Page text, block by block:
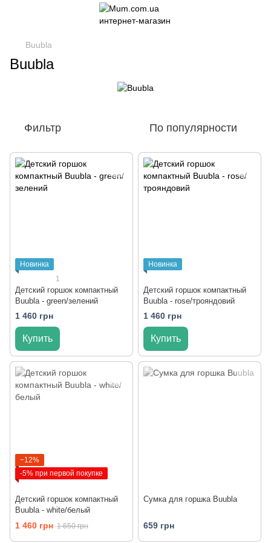
Buubla
Buubla
Фильтр По популярности
Новинка
1
Детский горшок компактный
Buubla - green/зелений
1 460 грн
Купить
Новинка
Детский горшок компактный
Buubla - rose/трояндовий
1 460 грн
Купить
−12%
-5% при первой покупке
Детский горшок компактный
Buubla - white/белый
1 460 грн 1 650 грн
Сумка для горшка Buubla
659 грн